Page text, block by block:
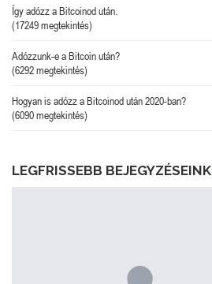
Így adózz a Bitcoinod után.
(17249 megtekintés)
Adózzunk-e a Bitcoin után?
(6292 megtekintés)
Hogyan is adózz a Bitcoinod után 2020-ban?
(6090 megtekintés)
LEGFRISSEBB BEJEGYZÉSEINK